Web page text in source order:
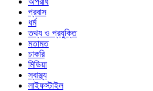
প্রবাস
ধর্ম
তথ্য ও প্রযুক্তি
মতামত
চাকরি
মিডিয়া
স্বাস্থ্য
লাইফস্টাইল